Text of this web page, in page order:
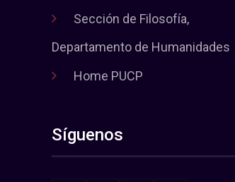
Sección de Filosofía,
Departamento de Humanidades
Home PUCP
Síguenos